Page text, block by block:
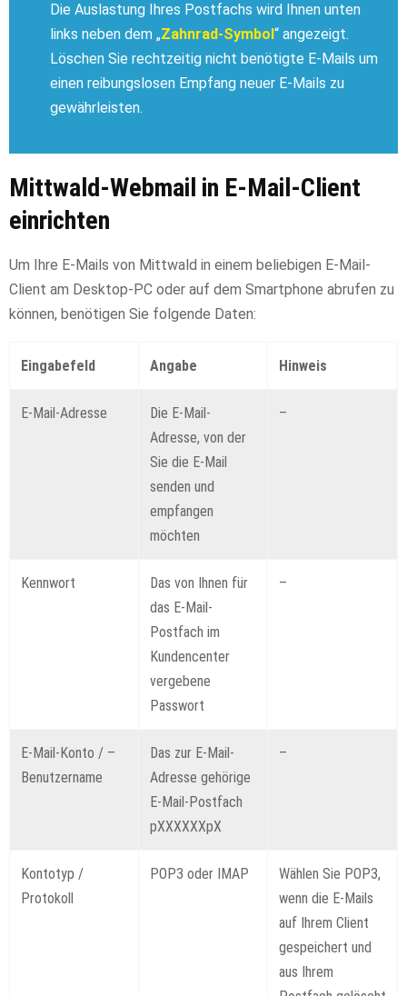
Die Auslastung Ihres Postfachs wird Ihnen unten
links neben dem „Zahnrad-Symbol “ angezeigt.
Löschen Sie rechtzeitig nicht benötigte E-Mails um
einen reibungslosen Empfang neuer E-Mails zu
gewährleisten.
Mittwald-Webmail in E-Mail-Client
einrichten
Um Ihre E-Mails von Mittwald in einem beliebigen E-Mail-
Client am Desktop-PC oder auf dem Smartphone abrufen zu
können, benötigen Sie folgende Daten:
Eingabefeld Angabe Hinweis
E-Mail-Adresse
Die E-Mail-
Adresse, von der
Sie die E-Mail
senden und
empfangen
möchten
–
Kennwort
Das von Ihnen für
das E-Mail-
Postfach im
Kundencenter
vergebene
Passwort
–
E-Mail-Konto / –
Benutzername
Das zur E-Mail-
Adresse gehörige
E-Mail-Postfach
pXXXXXXpX
–
Kontotyp /
Protokoll
POP3 oder IMAP
Wählen Sie POP3,
wenn die E-Mails
auf Ihrem Client
gespeichert und
aus Ihrem